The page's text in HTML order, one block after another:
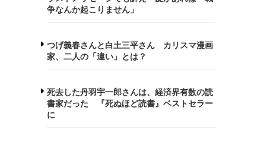
争なんか起こりません」
つげ義春さんと白土三平さん カリスマ漫画
家、二人の「違い」とは？
死去した丹羽宇一郎さんは、経済界有数の読
書家だった 『死ぬほど読書』ベストセラー
に